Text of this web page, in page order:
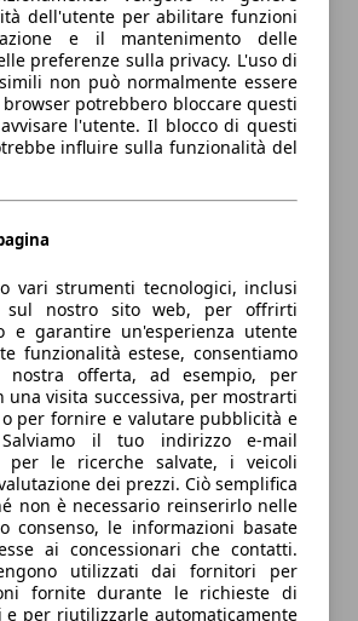
dell'utente per abilitare funzioni
e il mantenimento delle
preferenze sulla privacy. L'uso di
non può normalmente essere
potrebbero bloccare questi
l'utente. Il blocco di questi
influire sulla funzionalità del
vari strumenti tecnologici, inclusi
sul nostro sito web, per offrirti
e garantire un'esperienza utente
funzionalità estese, consentiamo
nostra offerta, ad esempio, per
visita successiva, per mostrarti
per fornire e valutare pubblicità e
Salviamo il tuo indirizzo e-mail
per le ricerche salvate, i veicoli
dei prezzi. Ciò semplifica
non è necessario reinserirlo nelle
consenso, le informazioni basate
ai concessionari che contatti.
utilizzati dai fornitori per
fornite durante le richieste di
per riutilizzarle automaticamente